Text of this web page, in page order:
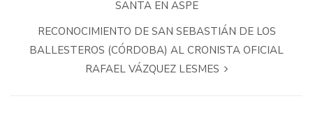
SANTA EN ASPE
RECONOCIMIENTO DE SAN SEBASTIÁN DE LOS
BALLESTEROS (CÓRDOBA) AL CRONISTA OFICIAL
RAFAEL VÁZQUEZ LESMES